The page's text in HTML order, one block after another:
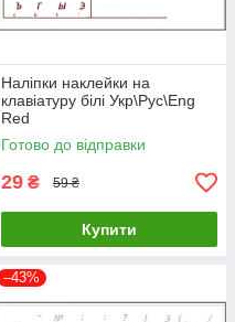
Наліпки наклейки на
клавіатуру білі Укр\Рус\Eng
Red
Готово до відправки
29 ₴ 59 ₴
Купити
–43%